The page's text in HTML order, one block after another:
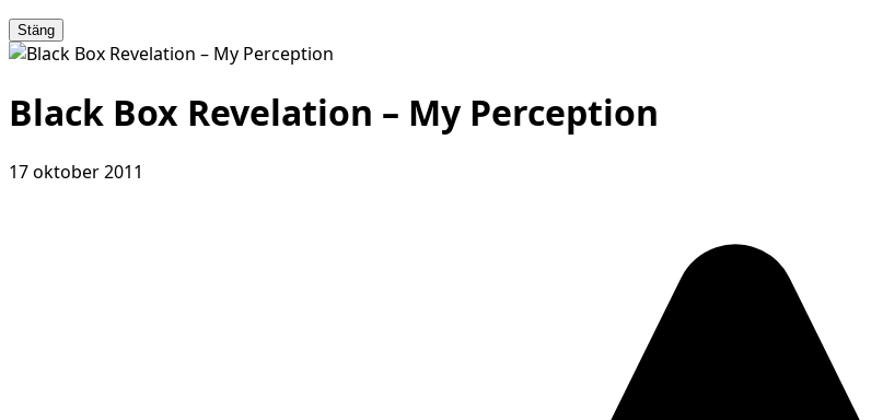
Stäng
Black Box Revelation – My Perception
17 oktober 2011